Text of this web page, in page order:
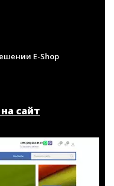
E-Shop
сайт